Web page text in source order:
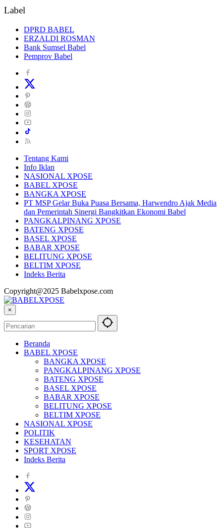
Label
DPRD BABEL
ERZALDI ROSMAN
Bank Sumsel Babel
Pemprov Babel
Tentang Kami
Info Iklan
NASIONAL XPOSE
BABEL XPOSE
BANGKA XPOSE
PT MSP Gelar Buka Puasa Bersama, Harwendro Ajak Media
dan Pemerintah Sinergi Bangkitkan Ekonomi Babel
PANGKALPINANG XPOSE
BATENG XPOSE
BASEL XPOSE
BABAR XPOSE
BELITUNG XPOSE
BELTIM XPOSE
Indeks Berita
Copyright@2025 Babelxpose.com
×
Beranda
BABEL XPOSE
BANGKA XPOSE
PANGKALPINANG XPOSE
BATENG XPOSE
BASEL XPOSE
BABAR XPOSE
BELITUNG XPOSE
BELTIM XPOSE
NASIONAL XPOSE
POLITIK
KESEHATAN
SPORT XPOSE
Indeks Berita